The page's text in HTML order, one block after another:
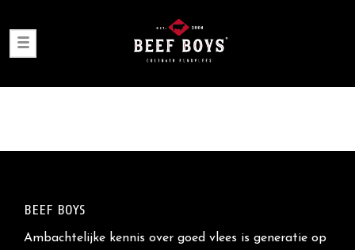
BEEF BOYS
Ambachtelijke kennis over goed vlees is generatie op